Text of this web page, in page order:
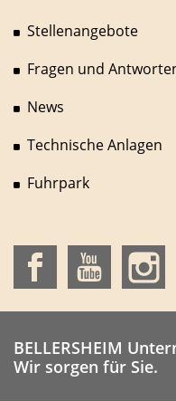
Stellenangebote
Fragen und
News
Technische Anlagen
Fuhrpark
BELLERSHEIM
Wir sorgen für Sie.